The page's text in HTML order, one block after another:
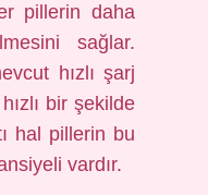
pillerin daha
sağlar.
hızlı şarj
bir şekilde
hal pillerin bu
vardır.